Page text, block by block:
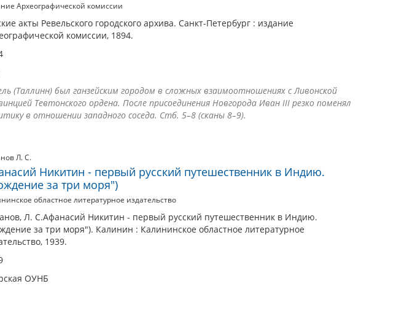
Археографической комиссии
акты Ревельского городского архива. Санкт-Петербург : издание
комиссии, 1894.
(Таллинн) был ганзейским городом в сложных взаимоотношениях с Ливонской
Тевтонского ордена. После присоединения Новгорода Иван III резко поменял
в отношении западного соседа. Стб. 5–8 (сканы 8–9).
Л. С.
Никитин - первый русский путешественник в Индию.
за три моря")
областное литературное издательство
Л. С.Афанасий Никитин - первый русский путешественник в Индию.
за три моря"). Калинин : Калининское областное литературное
1939.
ОУНБ